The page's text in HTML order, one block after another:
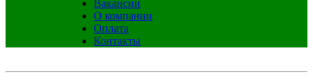
Вакансии
О компании
Оплата
Контакты